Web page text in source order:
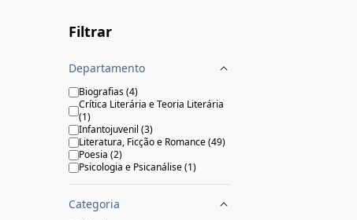
Filtrar
Departamento
Biografias(4)
Crítica Literária e Teoria Literária
(1)
Infantojuvenil (3)
Literatura, Ficção e Romance(49)
Poesia (2)
Psicologia e Psicanálise(1)
Categoria